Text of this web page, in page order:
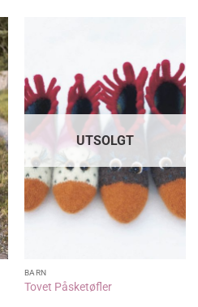
UTSOLGT
BARN
Tovet Påsketøfler